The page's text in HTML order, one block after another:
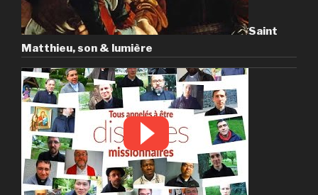
Saint
Matthieu, son & lumière